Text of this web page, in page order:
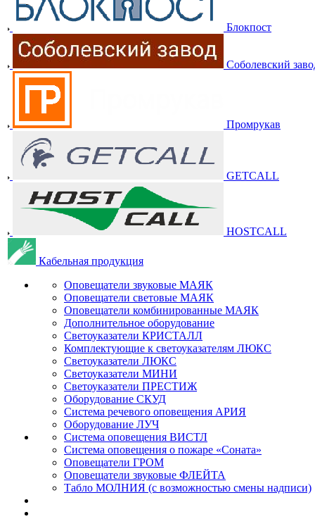
Блокпост
Соболевский
Промрукав
GETCALL
HOSTCALL
Кабельная продукция
Оповещатели звуковые МАЯК
Оповещатели световые МАЯК
Оповещатели комбинированные МАЯК
Дополнительное оборудование
Светоуказатели КРИСТАЛЛ
Комплектующие к светоуказателям ЛЮКС
Светоуказатели ЛЮКС
Светоуказатели МИНИ
Светоуказатели ПРЕСТИЖ
Оборудование СКУД
Система речевого оповещения АРИЯ
Оборудование ЛУЧ
Система оповещения ВИСТЛ
Система оповещения о пожаре «Соната»
Оповещатели ГРОМ
Оповещатели звуковые ФЛЕЙТА
Табло МОЛНИЯ (с возможностью смены надписи)